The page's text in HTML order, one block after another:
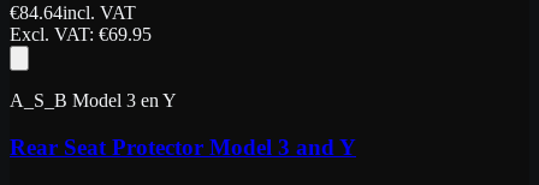
€84.64incl. VAT
Excl. VAT: €69.95
A_S_B Model 3 en Y
Rear Seat Protector Model 3 and Y